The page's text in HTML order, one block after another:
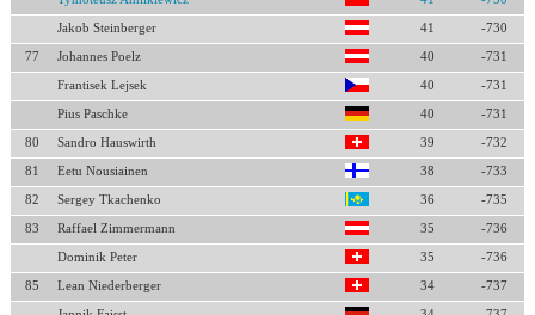
Jakob Steinberger 41 -730
77 Johannes Poelz 40 -731
Frantisek Lejsek 40 -731
Pius Paschke 40 -731
80 Sandro Hauswirth 39 -732
81 Eetu Nousiainen 38 -733
82 Sergey Tkachenko 36 -735
83 Raffael Zimmermann 35 -736
Dominik Peter 35 -736
85 Lean Niederberger 34 -737